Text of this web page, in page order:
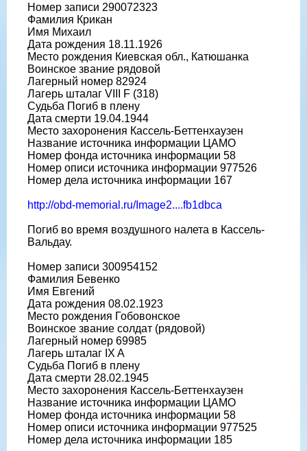
Номер записи 290072323
Фамилия Крикан
Имя Михаил
Дата рождения 18.11.1926
Место рождения Киевская обл., Катюшанка
Воинское звание рядовой
Лагерный номер 82924
Лагерь шталаг VIII F (318)
Судьба Погиб в плену
Дата смерти 19.04.1944
Место захоронения Кассель-Беттенхаузен
Название источника информации ЦАМО
Номер фонда источника информации 58
Номер описи источника информации 977526
Номер дела источника информации 167
http://obd-memorial.ru/Image2....fb1dbca
Погиб во время воздушного налета в Кассель-
Вальдау.
Номер записи 300954152
Фамилия Бевенко
Имя Евгений
Дата рождения 08.02.1923
Место рождения Гобовонское
Воинское звание солдат (рядовой)
Лагерный номер 69985
Лагерь шталаг IX A
Судьба Погиб в плену
Дата смерти 28.02.1945
Место захоронения Кассель-Беттенхаузен
Название источника информации ЦАМО
Номер фонда источника информации 58
Номер описи источника информации 977525
Номер дела источника информации 185